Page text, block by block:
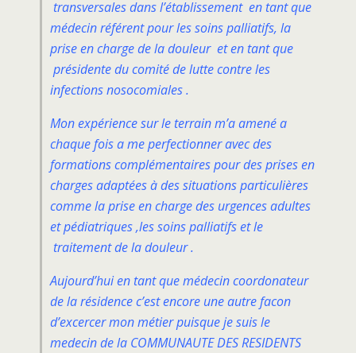
transversales dans l’établissement en tant que
médecin référent pour les soins palliatifs, la
prise en charge de la douleur et en tant que
présidente du comité de lutte contre les
infections nosocomiales .
Mon expérience sur le terrain m’a amené a
chaque fois a me perfectionner avec des
formations complémentaires pour des prises en
charges adaptées à des situations particulières
comme la prise en charge des urgences adultes
et pédiatriques ,les soins palliatifs et le
traitement de la douleur .
Aujourd’hui en tant que médecin coordonateur
de la résidence c’est encore une autre facon
d’excercer mon métier puisque je suis le
medecin de la COMMUNAUTE DES RESIDENTS